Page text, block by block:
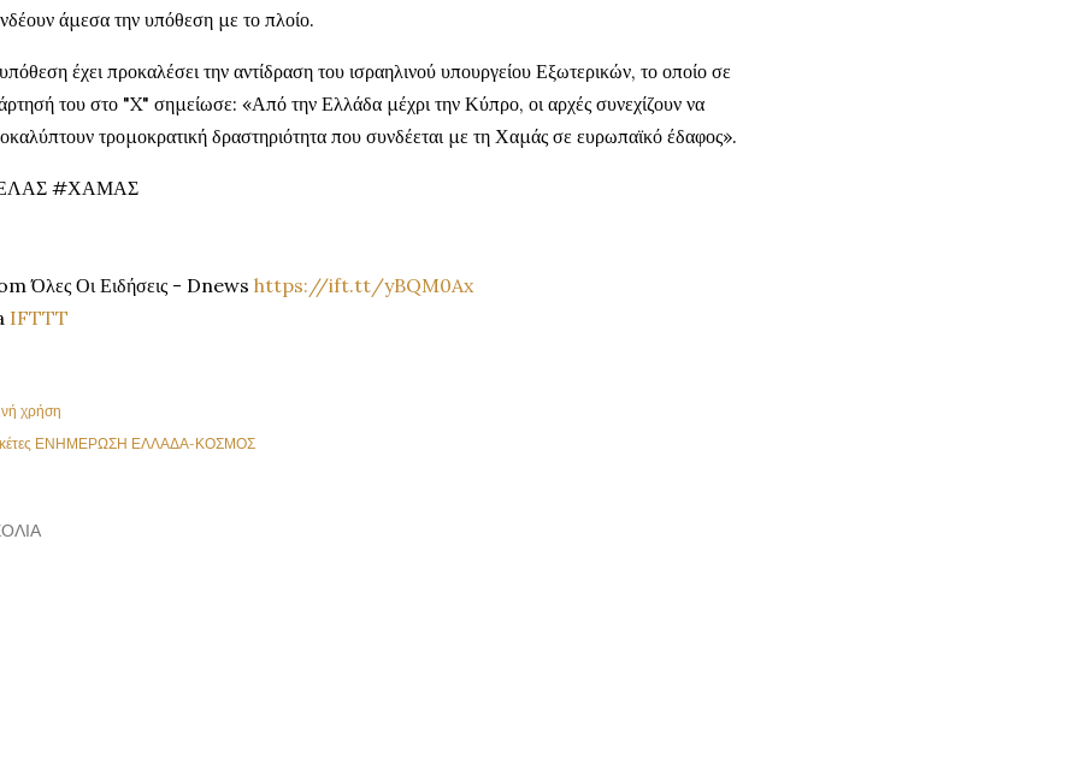
άμεσα την υπόθεση με το πλοίο.
έχει προκαλέσει την αντίδραση του ισραηλινού υπουργείου Εξωτερικών, το οποίο σε
του στο "X" σημείωσε: «Από την Ελλάδα μέχρι την Κύπρο, οι αρχές συνεχίζουν να
τρομοκρατική δραστηριότητα που συνδέεται με τη Χαμάς σε ευρωπαϊκό έδαφος».
#ΧΑΜΑΣ
Όλες Οι Ειδήσεις - Dnews https://ift.tt/yBQM0Ax
IFTTT
χρήση
ΕΝΗΜΕΡΩΣΗ ΕΛΛΑΔΑ-ΚΟΣΜΟΣ